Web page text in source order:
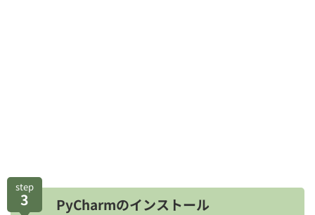
step
3 PyCharmのインストール